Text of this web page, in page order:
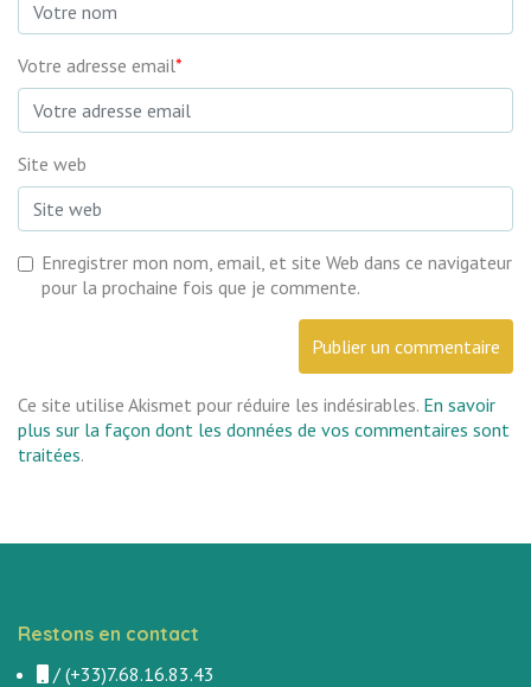
Votre adresse email*
Site web
Enregistrer mon nom, email, et site Web dans ce navigateur
pour la prochaine fois que je commente.
Ce site utilise Akismet pour réduire les indésirables. En savoir
plus sur la façon dont les données de vos commentaires sont
traitées.
Restons en contact
/ (+33)7.68.16.83.43